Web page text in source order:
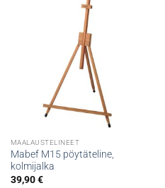
MAALAUSTELINEET
Mabef M15 pöytäteline,
kolmijalka
39,90€